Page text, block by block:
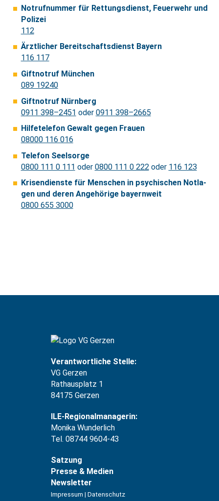
Notrufnummer für Rettungsdienst, Feuerwehr und
Polizei
112
Ärzt­li­cher Bereit­schaft­sdienst Bayern
116 117
Gift­not­ruf München
089 19240
Gift­not­ruf Nürn­berg
0911 398–2451 oder 0911 398–2665
Hilfe­te­le­fon Gewalt gegen Frauen
08000 116 016
Tele­fon Seel­sorge
0800 111 0 111 oder 0800 111 0 222oder 116 123
Krisen­dienste für Menschen in psychi­schen Notla­
gen und deren Ange­hö­rige bayern­weit
0800 655 3000
Verantwortliche Stelle:
VG Gerzen
Rathausplatz 1
84175 Gerzen
ILE-Regionalmanagerin:
Monika Wunderlich
Tel. 08744 9604-43
Satzung
Presse & Medien
Newsletter
Impressum | Datenschutz